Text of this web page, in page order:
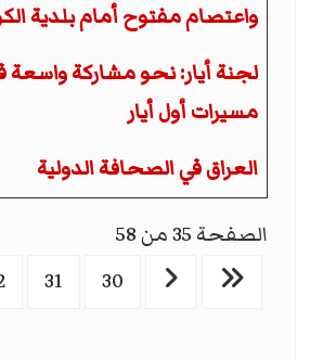
واعتصام مفتوح أمام بلدية
لجنة أيار: نحو مشاركة واسعة
مسيرات أول أيار
العراق في الصحافة الدولية
الصفحة 35 من 58
30
31